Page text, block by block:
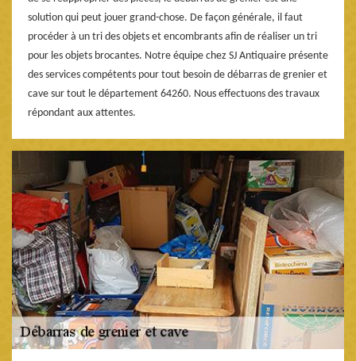
solution qui peut jouer grand-chose. De façon générale, il faut
procéder à un tri des objets et encombrants afin de réaliser un tri
pour les objets brocantes. Notre équipe chez SJ Antiquaire présente
des services compétents pour tout besoin de débarras de grenier et
cave sur tout le département 64260. Nous effectuons des travaux
répondant aux attentes.